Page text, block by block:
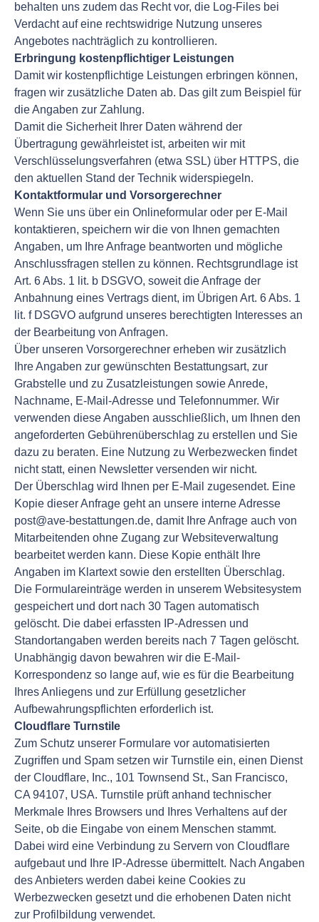
behalten uns zudem das Recht vor, die Log-Files bei
Verdacht auf eine rechtswidrige Nutzung unseres
Angebotes nachträglich zu kontrollieren.
Erbringung kostenpflichtiger Leistungen
Damit wir kostenpflichtige Leistungen erbringen können,
fragen wir zusätzliche Daten ab. Das gilt zum Beispiel für
die Angaben zur Zahlung.
Damit die Sicherheit Ihrer Daten während der
Übertragung gewährleistet ist, arbeiten wir mit
Verschlüsselungsverfahren (etwa SSL) über HTTPS, die
den aktuellen Stand der Technik widerspiegeln.
Kontaktformular und Vorsorgerechner
Wenn Sie uns über ein Onlineformular oder per E-Mail
kontaktieren, speichern wir die von Ihnen gemachten
Angaben, um Ihre Anfrage beantworten und mögliche
Anschlussfragen stellen zu können. Rechtsgrundlage ist
Art. 6 Abs. 1 lit. b DSGVO, soweit die Anfrage der
Anbahnung eines Vertrags dient, im Übrigen Art. 6 Abs. 1
lit. f DSGVO aufgrund unseres berechtigten Interesses an
der Bearbeitung von Anfragen.
Über unseren Vorsorgerechner erheben wir zusätzlich
Ihre Angaben zur gewünschten Bestattungsart, zur
Grabstelle und zu Zusatzleistungen sowie Anrede,
Nachname, E-Mail-Adresse und Telefonnummer. Wir
verwenden diese Angaben ausschließlich, um Ihnen den
angeforderten Gebührenüberschlag zu erstellen und Sie
dazu zu beraten. Eine Nutzung zu Werbezwecken findet
nicht statt, einen Newsletter versenden wir nicht.
Der Überschlag wird Ihnen per E-Mail zugesendet. Eine
Kopie dieser Anfrage geht an unsere interne Adresse
post@ave-bestattungen.de, damit Ihre Anfrage auch von
Mitarbeitenden ohne Zugang zur Websiteverwaltung
bearbeitet werden kann. Diese Kopie enthält Ihre
Angaben im Klartext sowie den erstellten Überschlag.
Die Formulareinträge werden in unserem Websitesystem
gespeichert und dort nach 30 Tagen automatisch
gelöscht. Die dabei erfassten IP-Adressen und
Standortangaben werden bereits nach 7 Tagen gelöscht.
Unabhängig davon bewahren wir die E-Mail-
Korrespondenz so lange auf, wie es für die Bearbeitung
Ihres Anliegens und zur Erfüllung gesetzlicher
Aufbewahrungspflichten erforderlich ist.
Cloudflare Turnstile
Zum Schutz unserer Formulare vor automatisierten
Zugriffen und Spam setzen wir Turnstile ein, einen Dienst
der Cloudflare, Inc., 101 Townsend St., San Francisco,
CA 94107, USA. Turnstile prüft anhand technischer
Merkmale Ihres Browsers und Ihres Verhaltens auf der
Seite, ob die Eingabe von einem Menschen stammt.
Dabei wird eine Verbindung zu Servern von Cloudflare
aufgebaut und Ihre IP-Adresse übermittelt. Nach Angaben
des Anbieters werden dabei keine Cookies zu
Werbezwecken gesetzt und die erhobenen Daten nicht
zur Profilbildung verwendet.